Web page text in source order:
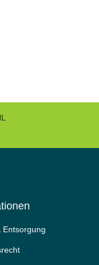
Entsorgung